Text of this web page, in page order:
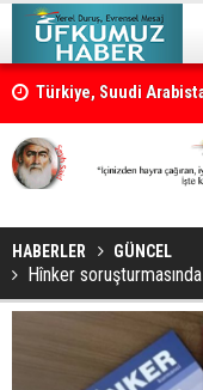
Türkiye, Suudi
HABERLER GÜNCEL
Hînker